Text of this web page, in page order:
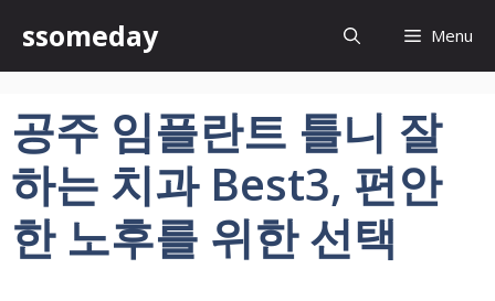
츠
뛰
ssomeday Menu
공주 임플란트 틀니 잘
하는 치과 Best3, 편안
한 노후를 위한 선택